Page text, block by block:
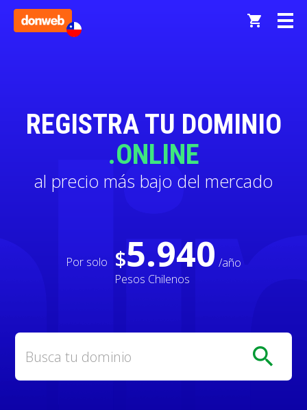
REGISTRA TU DOMINIO
.ONLINE
al precio más bajo del mercado
Por solo $5.940 /año
Pesos Chilenos
search